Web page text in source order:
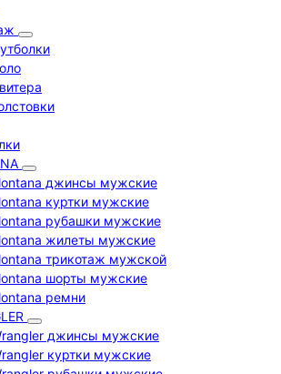
джинсы мужские
куртки мужские
рубашки мужские
жилеты мужские
трикотаж мужской
шорты мужские
ремни
джинсы мужские
куртки мужские